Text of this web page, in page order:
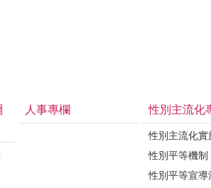
人事專欄 性別主流化
性別主流化實
性別平等機制
性別平等宣導